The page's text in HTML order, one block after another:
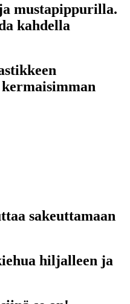
mustapippurilla.
kahdella
sakeuttamaan
hiljalleen ja